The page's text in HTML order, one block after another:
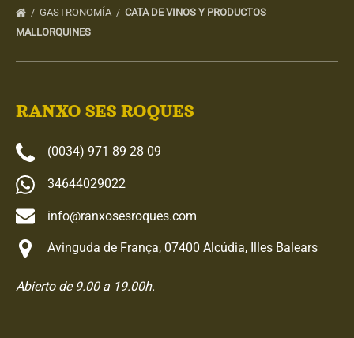
GASTRONOMÍA
CATA DE VINOS Y PRODUCTOS
MALLORQUINES
RANXO SES ROQUES
(0034) 971 89 28 09
34644029022
info@ranxosesroques.com
Avinguda de França, 07400 Alcúdia, Illes Balears
Abierto de 9.00 a 19.00h.